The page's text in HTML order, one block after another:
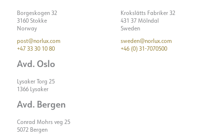
Borgeskogen 32
3160 Stokke
Norway
post@norlux.com
+47 33 30 10 80
Avd. Oslo
Lysaker Torg 25
1366 Lysaker
Avd. Bergen
Conrad Mohrs veg 25
5072 Bergen
Krokslätts Fabriker 32
431 37 Mölndal
Sweden
sweden@norlux.com
+46 (0) 31-7070500